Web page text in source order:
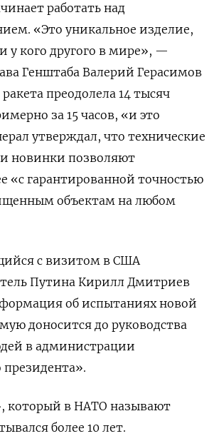
работать над
«Это уникальное изделие,
у кого другого в мире», —
Генштаба Валерий Герасимов
преодолела 14 тысяч
за 15 часов, «и это
утверждал, что технические
новинки позволяют
«с гарантированной точностью
объектам на любом
с визитом в США
Путина Кирилл Дмитриев
об испытаниях новой
доносится до руководства
в администрации
президента».
который в НАТО называют
более 10 лет.